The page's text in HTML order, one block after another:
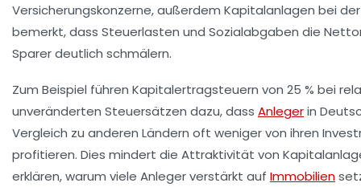
Versicherungskonzerne, außerdem Kapitalanlagen bei der
bemerkt, dass Steuerlasten und Sozialabgaben die
Sparer deutlich schmälern.
Zum Beispiel führen Kapitalertragsteuern von 25 % bei
unveränderten Steuersätzen dazu, dass Anlegerin
Vergleich zu anderen Ländern oft weniger von ihren
profitieren. Dies mindert die Attraktivität von
erklären, warum viele Anleger verstärkt auf Immobilien